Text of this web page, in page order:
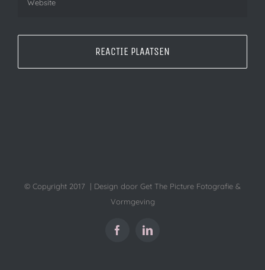
© Copyright 2017 | Design door Get The Picture Fotografie &
Vormgeving
FacebookLinkedIn